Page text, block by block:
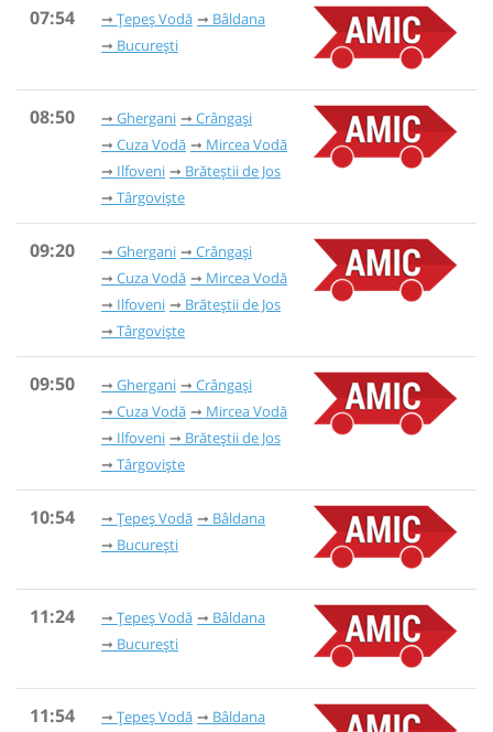
07:54 Țepeș Vodă
Bâldana
București
08:50 Ghergani
Crângași
Cuza Vodă
Mircea Vodă
Ilfoveni
Brăteștii de Jos
Târgoviște
09:20 Ghergani
Crângași
Cuza Vodă
Mircea Vodă
Ilfoveni
Brăteștii de Jos
Târgoviște
09:50 Ghergani
Crângași
Cuza Vodă
Mircea Vodă
Ilfoveni
Brăteștii de Jos
Târgoviște
10:54 Țepeș Vodă
Bâldana
București
11:24 Țepeș Vodă
Bâldana
București
11:54 Țepeș Vodă
Bâldana